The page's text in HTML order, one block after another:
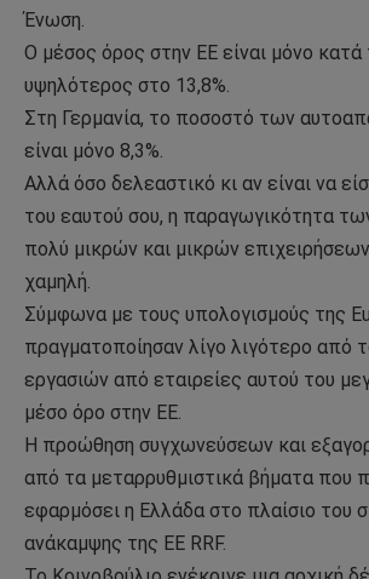
Ένωση.
Ο μέσος όρος στην ΕΕ είναι μόνο κατά
υψηλότερος στο 13,8%.
Στη Γερμανία, το ποσοστό των
είναι μόνο 8,3%.
Αλλά όσο δελεαστικό κι αν είναι να
του εαυτού σου, η παραγωγικότητα
πολύ μικρών και μικρών
χαμηλή.
Σύμφωνα με τους υπολογισμούς της
πραγματοποίησαν λίγο λιγότερο από
εργασιών από εταιρείες αυτού του
μέσο όρο στην ΕΕ.
Η προώθηση συγχωνεύσεων και
από τα μεταρρυθμιστικά βήματα που
εφαρμόσει η Ελλάδα στο πλαίσιο του
ανάκαμψης της ΕΕ RRF.